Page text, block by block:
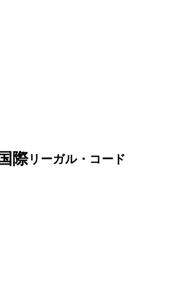
際リーガル・コード